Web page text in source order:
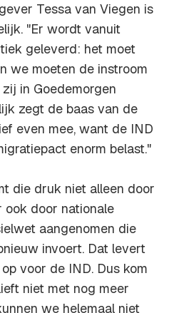
Tessa van Viegen is
"Er wordt vanuit
geleverd: het moet
we moeten de instroom
in Goedemorgen
zegt de baas van de
even mee, want de IND
enorm belast."
die druk niet alleen door
ook door nationale
aangenomen die
invoert. Dat levert
voor de IND. Dus kom
niet met nog meer
we helemaal niet